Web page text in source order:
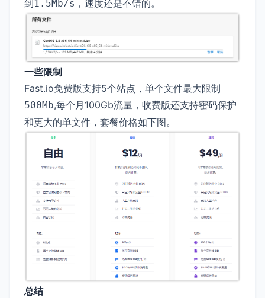
到 1.5Mb/s ，速度还是不错的。
一些限制
Fast.io免费版支持5个站点，单个文件最大限制
500Mb,每个月100Gb流量，收费版还支持密码保护
和更大的单文件，套餐价格如下图。
总结